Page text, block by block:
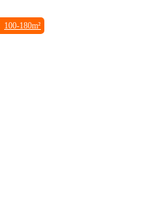
100-180m²